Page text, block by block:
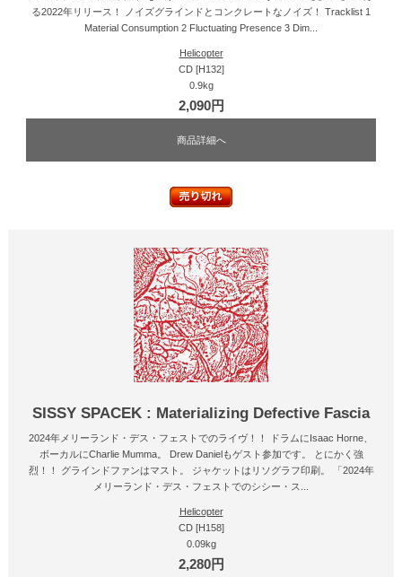
る2022年リリース！ ノイズグラインドとコンクレートなノイズ！ Tracklist 1
Material Consumption 2 Fluctuating Presence 3 Dim...
Helicopter
CD [H132]
0.9kg
2,090円
商品詳細へ
SISSY SPACEK : Materializing Defective Fascia
2024年メリーランド・デス・フェストでのライヴ！！ ドラムにIsaac Horne、
ボーカルにCharlie Mumma。 Drew Danielもゲスト参加です。 とにかく強
烈！！ グラインドファンはマスト。 ジャケットはリソグラフ印刷。 「2024年
メリーランド・デス・フェストでのシシー・ス...
Helicopter
CD [H158]
0.09kg
2,280円